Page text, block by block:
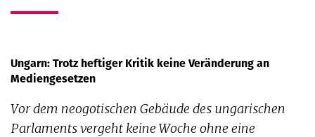
Ungarn: Trotz heftiger Kritik keine Veränderung an
Mediengesetzen
Vor dem neogotischen Gebäude des ungarischen
Parlaments vergeht keine Woche ohne eine